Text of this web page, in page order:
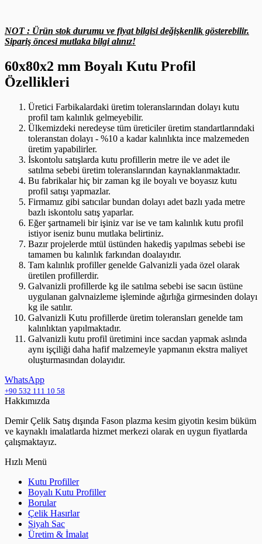
NOT : Ürün stok durumu ve fiyat bilgisi değişkenlik gösterebilir.
Sipariş öncesi mutlaka bilgi alınız!
60x80x2 mm Boyalı Kutu Profil
Özellikleri
Üretici Farbikalardaki üretim toleranslarından dolayı kutu
profil tam kalınlık gelmeyebilir.
Ülkemizdeki neredeyse tüm üreticiler üretim standartlarındaki
toleranstan dolayı - %10 a kadar kalınlıkta ince malzemeden
üretim yapabilirler.
İskontolu satışlarda kutu profillerin metre ile ve adet ile
satılma sebebi üretim toleranslarından kaynaklanmaktadır.
Bu fabrikalar hiç bir zaman kg ile boyalı ve boyasız kutu
profil satışı yapmazlar.
Firmamız gibi satıcılar bundan dolayı adet bazlı yada metre
bazlı iskontolu satış yaparlar.
Eğer şartnameli bir işiniz var ise ve tam kalınlık kutu profil
istiyor iseniz bunu mutlaka belirtiniz.
Bazır projelerde mtül üstünden hakediş yapılmas sebebi ise
tamamen bu kalınlık farkından doalayıdır.
Tam kalınlık profiller genelde Galvanizli yada özel olarak
üretilen profillerdir.
Galvanizli profillerde kg ile satılma sebebi ise sacın üstüne
uygulanan galvnaizleme işleminde ağırlığa girmesinden dolayı
kg ile satılır.
Galvanizli Kutu profillerde üretim toleransları genelde tam
kalınlıktan yapılmaktadır.
Galvanizli kutu profil üretimini ince sacdan yapmak aslında
aynı işçiliği daha hafif malzemeyle yapmanın ekstra maliyet
oluşturmasından dolayıdır.
WhatsApp
+90 532 111 10 58
Hakkımızda
Demir Çelik Satış dışında Fason plazma kesim giyotin kesim büküm
ve kaynaklı imalatlarda hizmet merkezi olarak en uygun fiyatlarda
çalışmaktayız.
Hızlı Menü
Kutu Profiller
Boyalı Kutu Profiller
Borular
Çelik Hasırlar
Siyah Sac
Üretim & İmalat